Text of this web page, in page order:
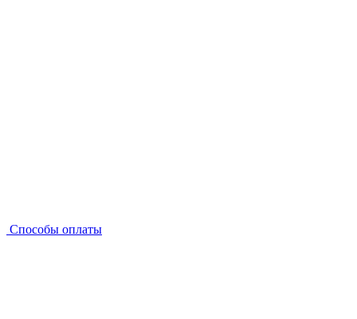
Способы оплаты